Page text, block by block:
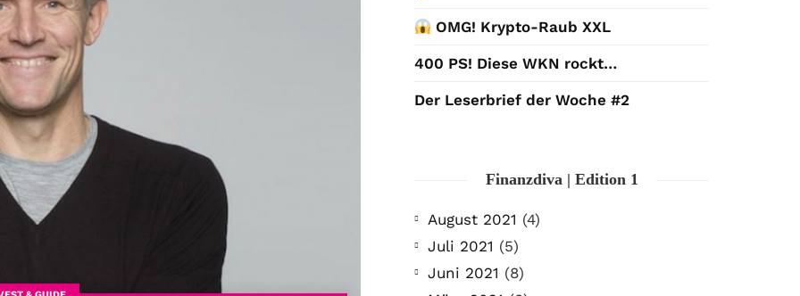
OMG! Krypto-Raub XXL
400 PS! Diese WKN rockt…
Der Leserbrief der Woche #2
Finanzdiva | Edition 1
August 2021 (4)
Juli 2021 (5)
Juni 2021 (8)